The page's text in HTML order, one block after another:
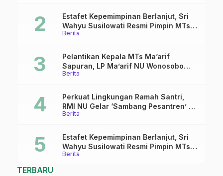
Berita
Estafet Kepemimpinan Berlanjut, Sri
Wahyu Susilowati Resmi Pimpin MTs
Ma’arif Sapuran
Berita
Pelantikan Kepala MTs Ma’arif
Sapuran, LP Ma’arif NU Wonosobo
Tekankan Lima Amanah
Berita
Perkuat Lingkungan Ramah Santri,
RMI NU Gelar ‘Sambang Pesantren’ di
Pati
Berita
Estafet Kepemimpinan Berlanjut, Sri
Wahyu Susilowati Resmi Pimpin MTs
Ma’arif Sapuran
TERBARU